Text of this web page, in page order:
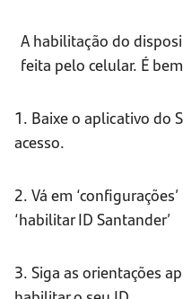
A habilitação do
feita pelo celular. É
1. Baixe o aplicativo do
acesso.
2. Vá em
‘habilitar ID Santander’
3. Siga as orientações